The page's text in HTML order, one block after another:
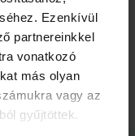
Ezenkívül
partnereinkkel
vonatkozó
más olyan
vagy az
gyűjtöttek.